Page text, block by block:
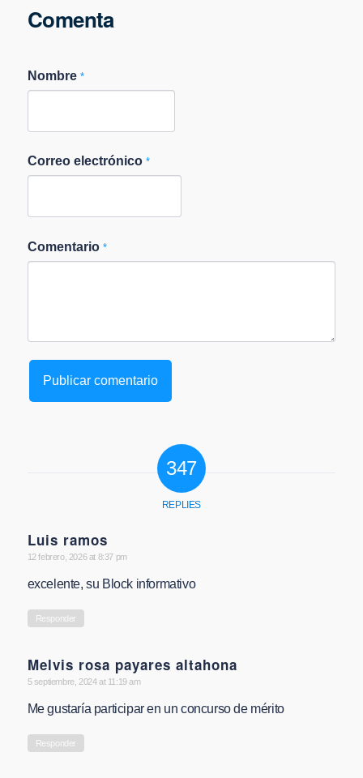
Comenta
Nombre *
Correo electrónico *
Comentario *
347
REPLIES
Luis ramos
says:
12 febrero, 2026 at 8:37 pm
excelente, su Block informativo
Responder
Melvis rosa payares altahona
says:
5 septiembre, 2024 at 11:19 am
Me gustaría participar en un concurso de mérito
Responder